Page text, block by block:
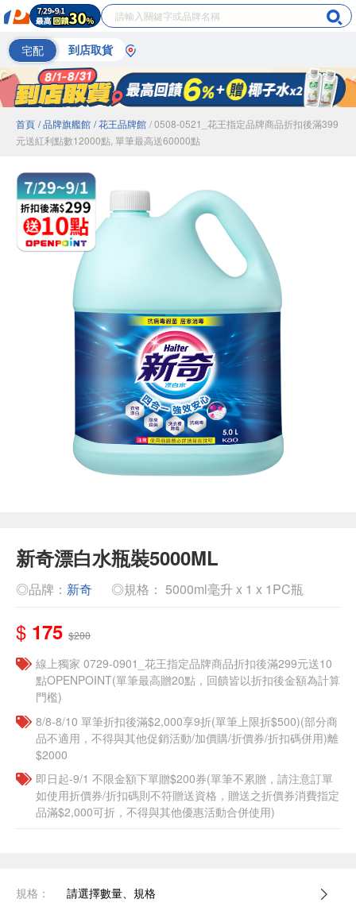
宅配 到店取貨
首頁 / 品牌旗艦館 / 花王品牌館 / 0508-0521_花王指定品牌商品折扣後滿399
元送紅利點數12000點, 單筆最高送60000點
新奇漂白水瓶裝5000ML
◎品牌： 新奇 ◎規格： 5000ml毫升 x 1 x 1PC瓶
$ 175 $200
線上獨家 0729-0901_花王指定品牌商品折扣後滿299元送10
點OPENPOINT(單筆最高贈20點，回饋皆以折扣後金額為計算
門檻)
8/8-8/10 單筆折扣後滿$2,000享9折(單筆上限折$500)(部分商
品不適用，不得與其他促銷活動/加價購/折價券/折扣碼併用)離
$2000
即日起-9/1 不限金額下單贈$200券(單筆不累贈，請注意訂單
如使用折價券/折扣碼則不符贈送資格，贈送之折價券消費指定
品滿$2,000可折，不得與其他優惠活動合併使用)
規格： 請選擇數量、規格